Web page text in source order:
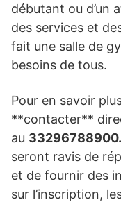
débutant ou d’un
des services et
fait une salle de
besoins de tous.
Pour en savoir
**contacter**
au
seront ravis de
et de fournir des
sur l’inscription,